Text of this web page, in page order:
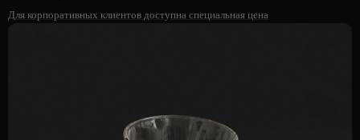
Для корпоративных клиентов доступна специальная цена